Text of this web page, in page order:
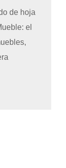
de hoja
el